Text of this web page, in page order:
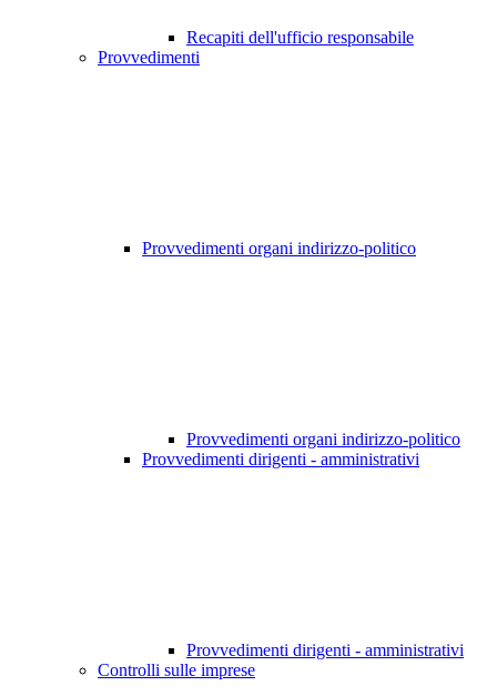
Recapiti dell'ufficio responsabile
Provvedimenti
Provvedimenti organi indirizzo-politico
Provvedimenti organi indirizzo-politico
Provvedimenti dirigenti - amministrativi
Provvedimenti dirigenti - amministrativi
Controlli sulle imprese